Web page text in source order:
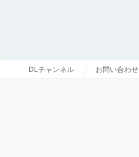
DLチャンネル お問い合わせ